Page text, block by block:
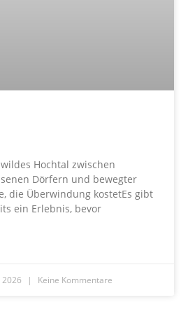
Hochtal zwischen
Dörfern und bewegter
die Überwindung kostetEs gibt
ein Erlebnis, bevor
2026 Keine Kommentare